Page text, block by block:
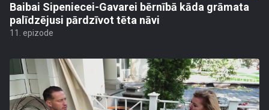
Baibai Sipeniecei-Gavarei bērnībā kāda grāmata
palīdzējusi pārdzīvot tēta nāvi
11. epizode